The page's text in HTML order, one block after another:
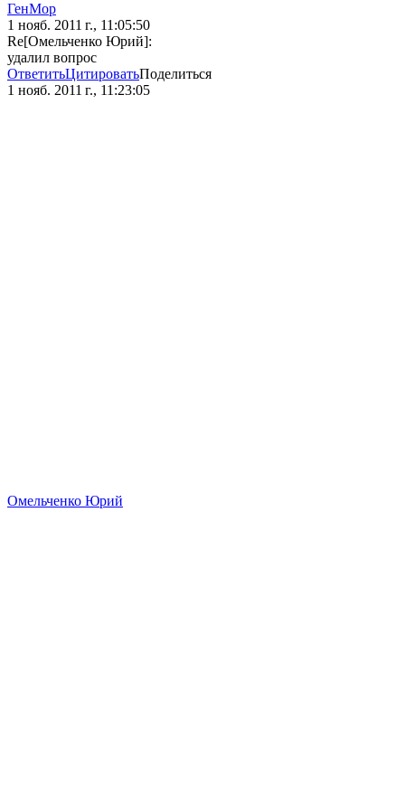
ГенМор
1 нояб. 2011 г., 11:05:50
Re[Омельченко Юрий]:
удалил вопрос
ОтветитьЦитироватьПоделиться
1 нояб. 2011 г., 11:23:05
Омельченко Юрий